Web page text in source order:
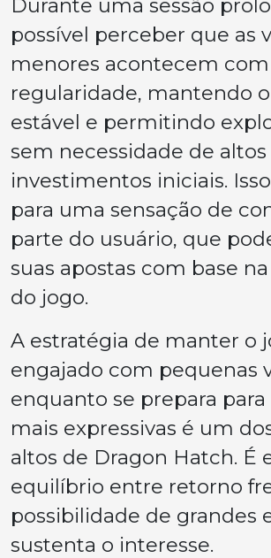
possível perceber que as
menores acontecem
regularidade, mantendo
estável e permitindo
sem necessidade de altos
investimentos iniciais.
para uma sensação de
parte do usuário, que
suas apostas com base
do jogo.
A estratégia de manter o
engajado com pequenas
enquanto se prepara para
mais expressivas é um
altos de Dragon Hatch. É
equilíbrio entre retorno
possibilidade de grandes
sustenta o interesse.